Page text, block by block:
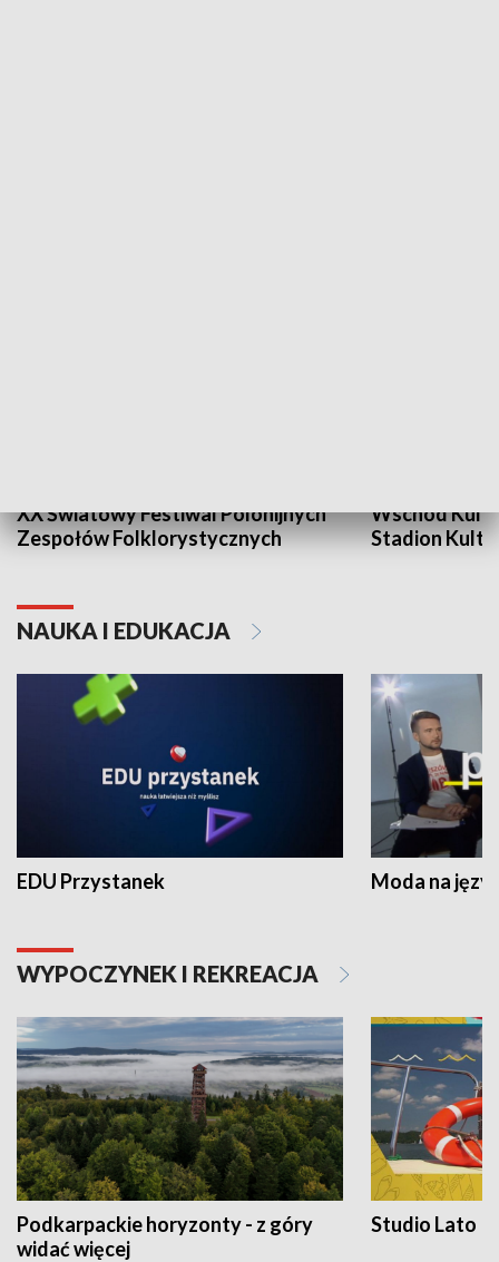
XX Światowy Festiwal Polonijnych
Zespołów Folklorystycznych
Wschód
Stadion
NAUKA I EDUKACJA
EDU Przystanek Moda na
WYPOCZYNEK I REKREACJA
Podkarpackie horyzonty - z góry
widać więcej
Studio Lato